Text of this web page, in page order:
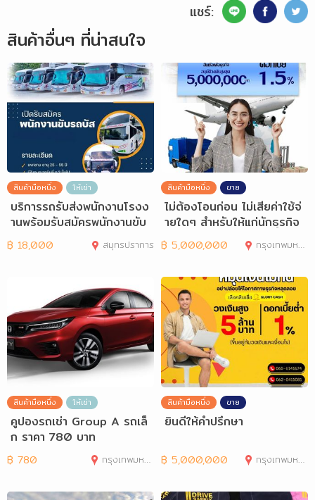
แชร์:
สินค้าอื่นๆ ที่น่าสนใจ
สินค้ามือหนึ่ง ให้เช่า
บริการรถรับส่งพนักงานโรงง
านพร้อมรับสมัครพนักงานขับ
รถจำนวนมาก
฿ 18,000 สมุทรปราการ
สินค้ามือหนึ่ง ขาย
ไม่ต้องโอนก่อน ไม่เสียค่าใช้จ่
ายใดๆ สำหรับให้แก่นักธุรกิจ
และ
฿ 5,000,000 กรุงเทพมหานคร
สินค้ามือหนึ่ง ให้เช่า
คูปองรถเช่า Group A รถเล็
ก ราคา 780 บาท
฿ 780 กรุงเทพมหานคร
สินค้ามือหนึ่ง ขาย
ยินดีให้คำปรึกษา
฿ 5,000,000 กรุงเทพมหานคร